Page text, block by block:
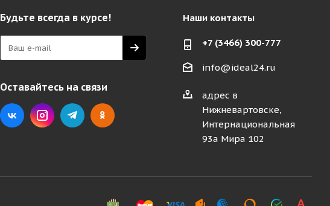
Будьте всегда в курсе!
Оставайтесь на связи
Наши контакты
+7 (3466) 300-777
info@ideal24.ru
адрес в
Нижневартовске,
Интернациональная
93а Мира 102